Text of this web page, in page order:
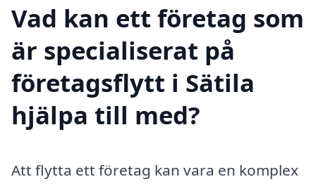
Vad kan ett företag som
är specialiserat på
företagsflytt i Sätila
hjälpa till med?
Att flytta ett företag kan vara en komplex